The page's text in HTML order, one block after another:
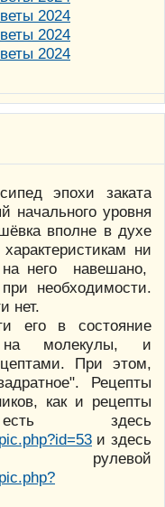
эпохи заката
начального уровня
вполне в духе
ни
него навешано,
необходимости.
нет.
его в состояние
на молекулы, и
При этом,
Рецепты
как и рецепты
здесь
и здесь